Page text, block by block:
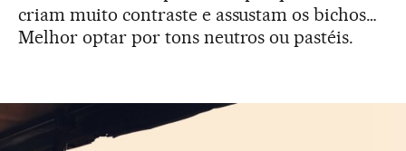
criam muito contraste e assustam os bichos…
Melhor optar por tons neutros ou pastéis.